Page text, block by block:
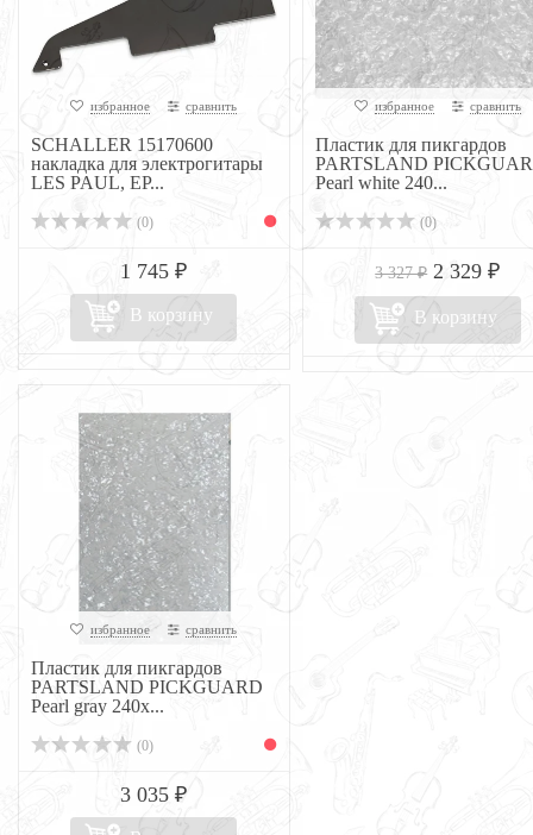
избранное сравнить
SCHALLER 15170600
накладка для электрогитары
LES PAUL, EP...
(0)
1 745 ₽
В корзину
избранное сравнить
Пластик для пикгардов
PARTSLAND
Pearl white 240...
(0)
3 327 ₽ 2 329 ₽
В корзину
избранное сравнить
Пластик для пикгардов
PARTSLAND PICKGUARD
Pearl gray 240x...
(0)
3 035 ₽